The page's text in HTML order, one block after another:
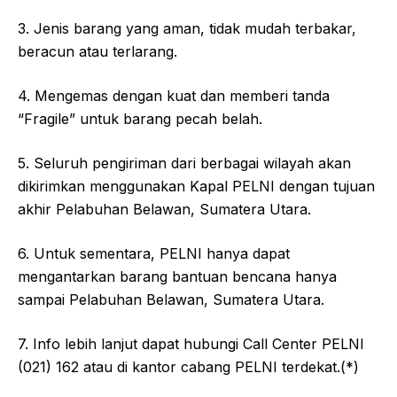
3. Jenis barang yang aman, tidak mudah terbakar,
beracun atau terlarang.
4. Mengemas dengan kuat dan memberi tanda
“Fragile” untuk barang pecah belah.
5. Seluruh pengiriman dari berbagai wilayah akan
dikirimkan menggunakan Kapal PELNI dengan tujuan
akhir Pelabuhan Belawan, Sumatera Utara.
6. Untuk sementara, PELNI hanya dapat
mengantarkan barang bantuan bencana hanya
sampai Pelabuhan Belawan, Sumatera Utara.
7. Info lebih lanjut dapat hubungi Call Center PELNI
(021) 162 atau di kantor cabang PELNI terdekat.(*)